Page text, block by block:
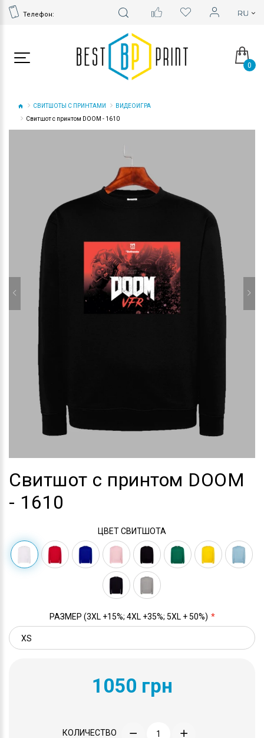
Телефон:
0
СВИТШОТЫ С ПРИНТАМИ
ВИДЕОИГРА
Свитшот с принтом DOOM - 1610
Свитшот с принтом DOOM
- 1610
ЦВЕТ СВИТШОТА
РАЗМЕР (3XL +15%; 4XL +35%; 5XL + 50%)
1050 грн
КОЛИЧЕСТВО